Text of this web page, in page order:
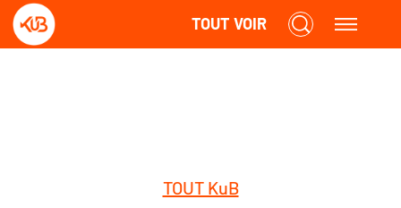
TOUT VOIR
TOUT KuB